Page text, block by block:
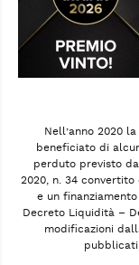
Nell’anno 2020
beneficiato di
perduto previsto
2020, n. 34 convertito
e un
Decreto Liquidità –
modificazioni
pubblicati